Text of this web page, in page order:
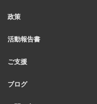
政策
活動報告書
ご支援
ブログ